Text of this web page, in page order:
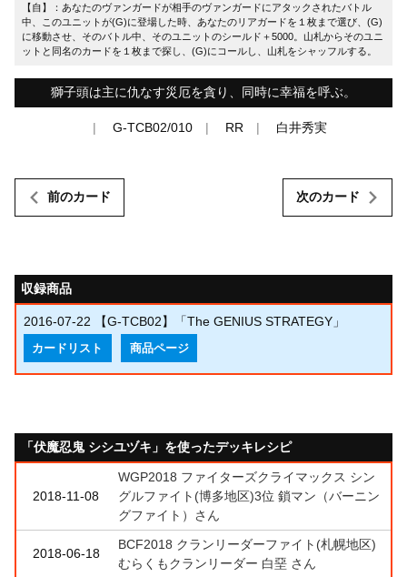
【自】：あなたのヴァンガードが相手のヴァンガードにアタックされたバトル
中、このユニットが(G)に登場した時、あなたのリアガードを１枚まで選び、(G)
に移動させ、そのバトル中、そのユニットのシールド＋5000。山札からそのユニ
ットと同名のカードを１枚まで探し、(G)にコールし、山札をシャッフルする。
獅子頭は主に仇なす災厄を貪り、同時に幸福を呼ぶ。
G-TCB02/010 RR 白井秀実
前のカード 次のカード
収録商品
2016-07-22 【G-TCB02】「The GENIUS STRATEGY」
カードリスト 商品ページ
「伏魔忍鬼 シシユヅキ」を使ったデッキレシピ
2018-11-08
WGP2018 ファイターズクライマックス シン
グルファイト(博多地区)3位 鎖マン（バーニン
グファイト）さん
2018-06-18
BCF2018 クランリーダーファイト(札幌地区)
むらくもクランリーダー 白堊 さん